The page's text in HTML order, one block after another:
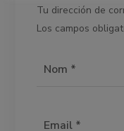
Tu dirección de
Los campos